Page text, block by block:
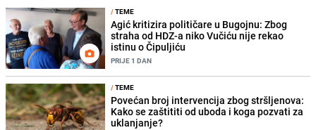
/TEME
Agić kritizira političare u Bugojnu: Zbog
straha od HDZ-a niko Vučiću nije rekao
istinu o Čipuljiću
PRIJE 1 DAN
/TEME
Povećan broj intervencija zbog stršljenova:
Kako se zaštititi od uboda i koga pozvati za
uklanjanje?